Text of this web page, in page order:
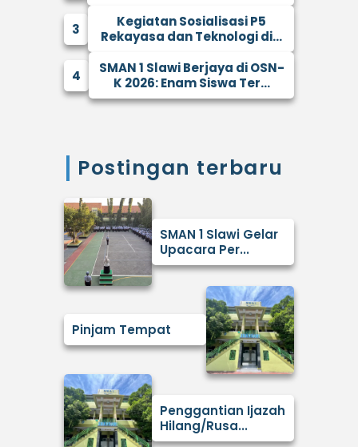
3
Kegiatan Sosialisasi P5
Rekayasa dan Teknologi di...
4
SMAN 1 Slawi Berjaya di OSN-
K 2026: Enam Siswa Ter...
Postingan terbaru
SMAN 1 Slawi Gelar
Upacara Per...
Pinjam Tempat
Penggantian Ijazah
Hilang/Rusa...